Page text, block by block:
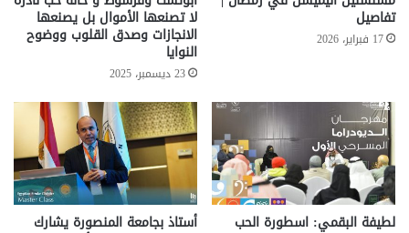
تفاصيل
17 فبراير، 2026
لا تصنعها الأموال بل يصنعها
الانجازات وصدق القلوب ووضوح
النوايا
23 ديسمبر، 2025
لطيفة البقمي: اسطورة الحب أستاذ بجامعة المنصورة يشارك